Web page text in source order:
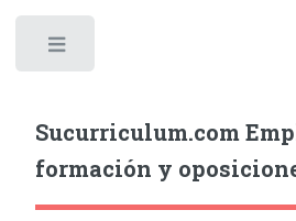
Sucurriculum.com
formación y